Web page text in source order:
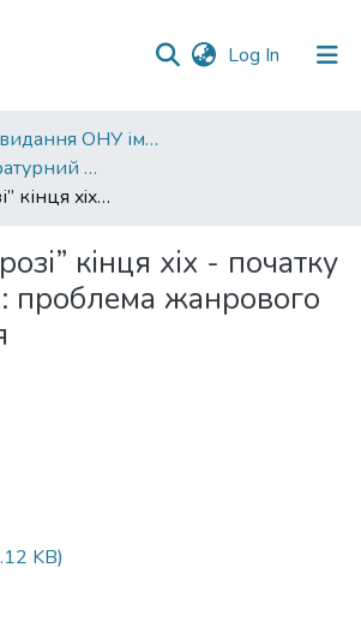
Log In (current)
Наукові видання ОНУ імені І. І. Мечникова
Історико-літературний журнал
“Поезія в прозі” кінця xix - початку XX століття: проблема жанрового визначення
кінця xix - початку
проблема жанрового
KB)